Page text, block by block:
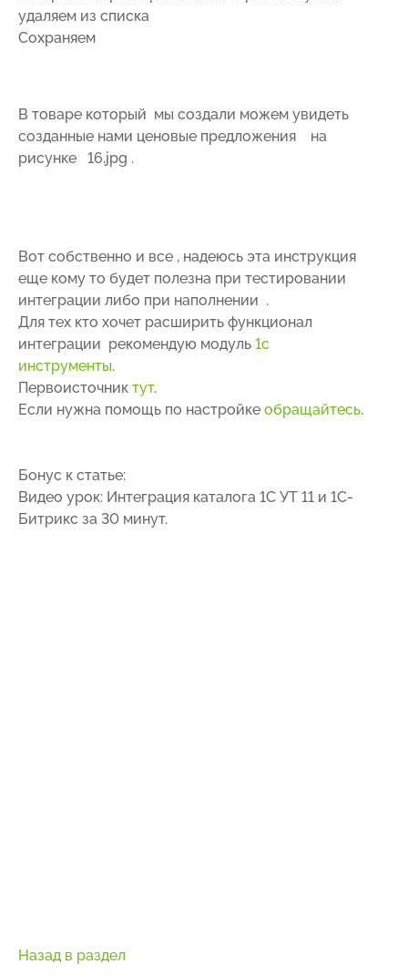
удаляем из списка
Сохраняем
В товаре который мы создали можем увидеть
созданные нами ценовые предложения на
рисунке 16.jpg .
Вот собственно и все , надеюсь эта инструкция
еще кому то будет полезна при тестировании
интеграции либо при наполнении .
Для тех кто хочет расширить функционал
интеграции рекомендую модуль 1с
инструменты.
Первоисточник тут.
Если нужна помощь по настройке обращайтесь.
Бонус к статье:
Видео урок: Интеграция каталога 1С УТ 11 и 1С-
Битрикс за 30 минут.
Назад в раздел